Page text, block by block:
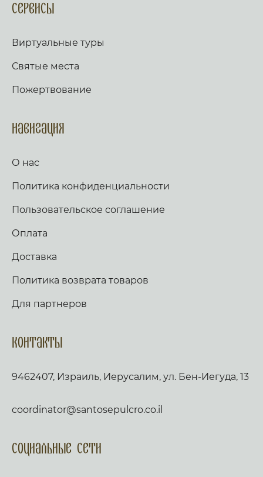
Сервисы
Виртуальные туры
Святые места
Пожертвование
Навигация
О нас
Политика конфиденциальности
Пользовательское соглашение
Оплата
Доставка
Политика возврата товаров
Для партнеров
Контакты
9462407, Израиль, Иерусалим, ул. Бен-Иегуда, 13
coordinator@santosepulcro.co.il
Социальные сети